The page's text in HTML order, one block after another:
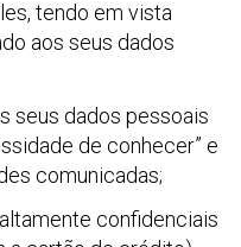
tendo em vista
aos seus dados
seus dados pessoais
de conhecer” e
comunicadas;
confidenciais